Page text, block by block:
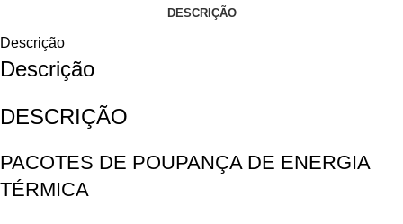
DESCRIÇÃO
Descrição
Descrição
DESCRIÇÃO
PACOTES DE POUPANÇA DE ENERGIA
TÉRMICA